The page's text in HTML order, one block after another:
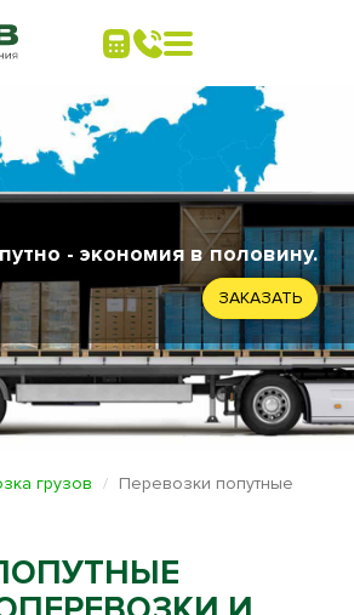
- экономия в половину.
ЗАКАЗАТЬ
грузов Перевозки попутные